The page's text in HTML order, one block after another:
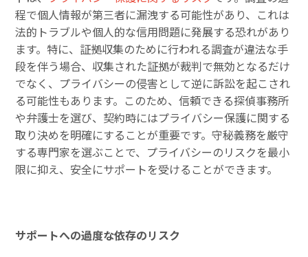
程で個人情報が第三者に漏洩する可能性があり、これは
法的トラブルや個人的な信用問題に発展する恐れがあり
ます。特に、証拠収集のために行われる調査が違法な手
段を伴う場合、収集された証拠が裁判で無効となるだけ
でなく、プライバシーの侵害として逆に訴訟を起こされ
る可能性もあります。このため、信頼できる探偵事務所
や弁護士を選び、契約時にはプライバシー保護に関する
取り決めを明確にすることが重要です。守秘義務を厳守
する専門家を選ぶことで、プライバシーのリスクを最小
限に抑え、安全にサポートを受けることができます。
サポートへの過度な依存のリスク